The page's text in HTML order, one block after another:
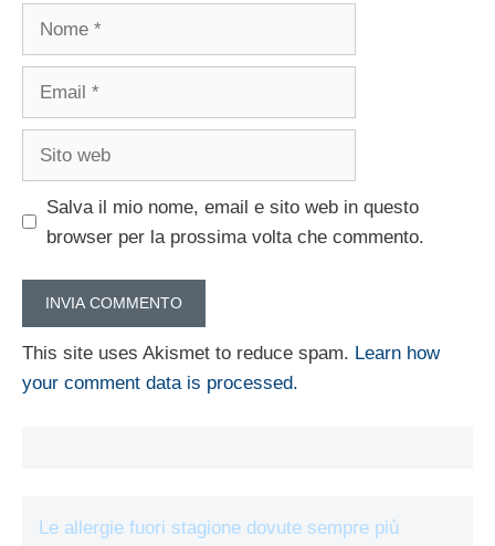
Salva il mio nome, email e sito web in questo
browser per la prossima volta che commento.
This site uses Akismet to reduce spam. Learn how
your comment data is processed.
Le allergie fuori stagione dovute sempre più